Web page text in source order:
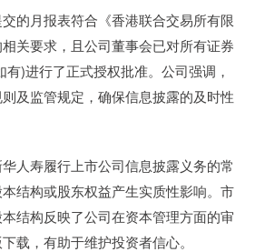
的月报表符合《香港联合交易所有限
关要求，且公司董事会已对所有证券
)进行了正式授权批准。公司强调，
及监管规定，确保信息披露的及时性
人寿履行上市公司信息披露义务的常
结构或股东权益产生实质性影响。市
结构反映了公司在资本管理方面的审
载，有助于维护投资者信心。